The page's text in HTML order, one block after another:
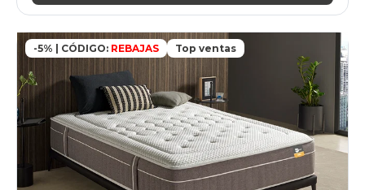
-5% | CÓDIGO: REBAJAS Top ventas